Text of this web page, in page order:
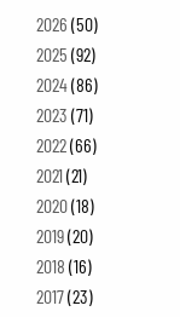
2026 (50)
2025 (92)
2024(86)
2023 (71)
2022(66)
2021(21)
2020(18)
2019(20)
2018 (16)
2017(23)